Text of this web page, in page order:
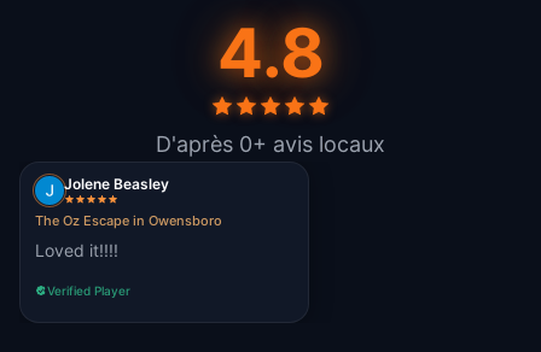
4.8
D'après 0+ avis locaux
Jolene Beasley
The Oz Escape in Owensboro
Loved it!!!!
Verified Player